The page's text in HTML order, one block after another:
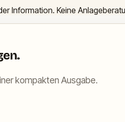
Information. Keine
kompakten Ausgabe.